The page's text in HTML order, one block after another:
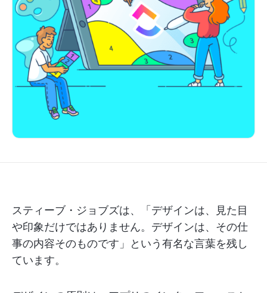
スティーブ・ジョブズは、「デザインは、見た目
や印象だけではありません。デザインは、その仕
事の内容そのものです」という有名な言葉を残し
ています。